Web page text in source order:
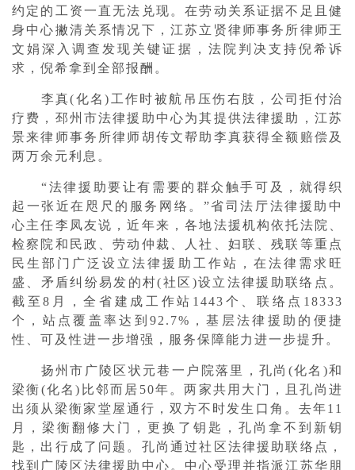
约定的工资一直无法兑现。在劳动关系证据不足且健
身中心撇清关系情况下，江苏立贤律师事务所律师王
文娟深入调查发现关键证据，法院判决支持倪希诉
求，倪希拿到全部报酬。
李真(化名)工作时被航吊压伤右肢，公司拒付治
疗费，邳州市法律援助中心为其提供法律援助，江苏
景来律师事务所律师胡传文帮助李真获得全额赔偿及
两万余元利息。
“法律援助要让有需要的群众触手可及，就得织
起一张近在咫尺的服务网络。”省司法厅法律援助中
心主任李凤友说，近年来，各地法援机构依托法院、
检察院和民政、劳动仲裁、人社、妇联、残联等重点
民生部门广泛设立法律援助工作站，在法律需求旺
盛、矛盾纠纷易发的村(社区)设立法律援助联络点。
截至8月，全省建成工作站1443个、联络点18333
个，站点覆盖率达到92.7%，基层法律援助的便捷
性、可及性进一步增强，服务保障能力进一步提升。
扬州市广陵区状元巷一户院落里，孔尚(化名)和
梁衡(化名)比邻而居50年。两家共用大门，且孔尚进
出须从梁衡家堂屋通行，双方不时发生口角。去年11
月，梁衡翻修大门，更换了钥匙，孔尚拿不到新钥
匙，出行成了问题。孔尚通过社区法律援助联络点，
找到广陵区法律援助中心。中心受理并指派江苏华朋